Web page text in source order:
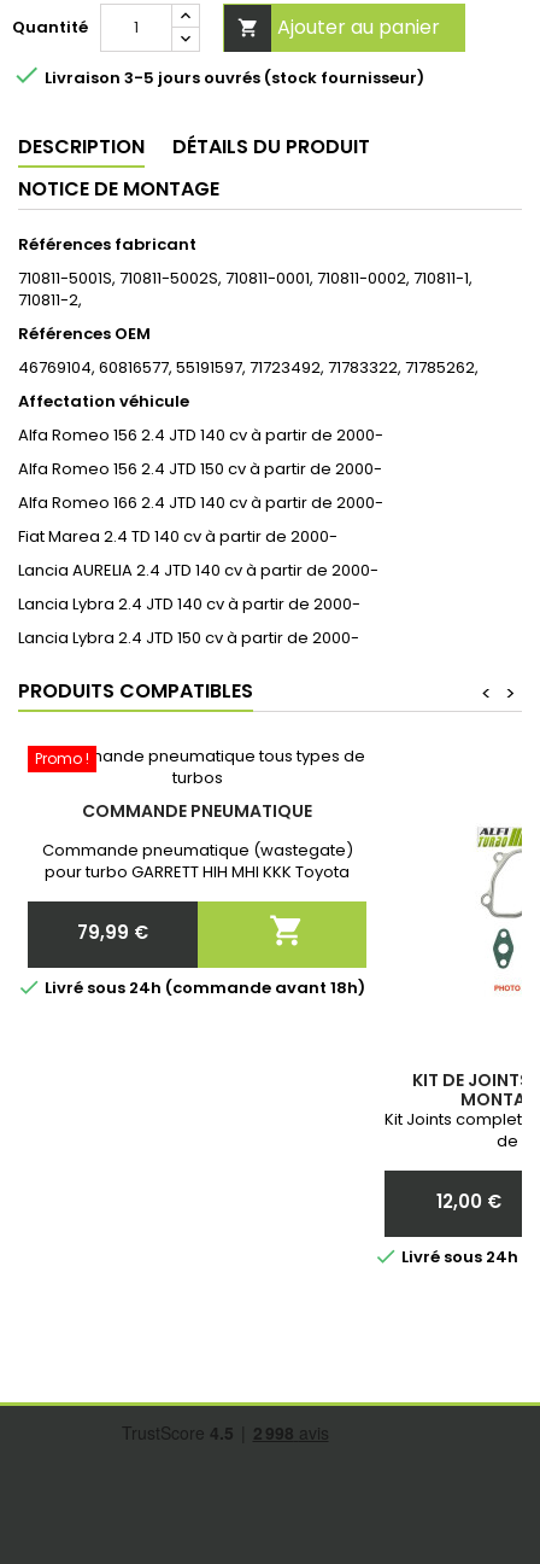
Quantité  Ajouter au panier
 Livraison 3-5 jours ouvrés (stock fournisseur)
DESCRIPTION
DÉTAILS DU PRODUIT
NOTICE DE MONTAGE
Références fabricant
710811-5001S, 710811-5002S, 710811-0001, 710811-0002, 710811-1,
710811-2,
Références OEM
46769104, 60816577, 55191597, 71723492, 71783322, 71785262,
Affectation véhicule
Alfa Romeo 156 2.4 JTD 140 cv à partir de 2000-
Alfa Romeo 156 2.4 JTD 150 cv à partir de 2000-
Alfa Romeo 166 2.4 JTD 140 cv à partir de 2000-
Fiat Marea 2.4 TD 140 cv à partir de 2000-
Lancia AURELIA 2.4 JTD 140 cv à partir de 2000-
Lancia Lybra 2.4 JTD 140 cv à partir de 2000-
Lancia Lybra 2.4 JTD 150 cv à partir de 2000-
PRODUITS COMPATIBLES >
<
Promo !
COMMANDE PNEUMATIQUE
Commande pneumatique (wastegate)
pour turbo GARRETT HIH MHI KKK Toyota
communiquer nous la référence exacte de
Prix
79,99 € 
 Livré sous 24h (commande avant 18h)
KIT DE JOINTS
Kit Joints complet
de
Prix
12,00 €
 Livré sous 24h